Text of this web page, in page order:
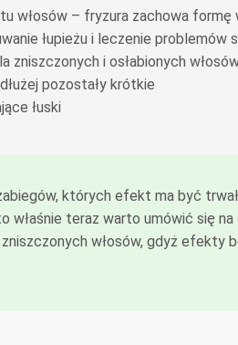
włosów – fryzura zachowa formę
łupieżu i leczenie problemów
zniszczonych i osłabionych
pozostały krótkie
łuski
których efekt ma być
teraz warto umówić się
włosów, gdyż efekty